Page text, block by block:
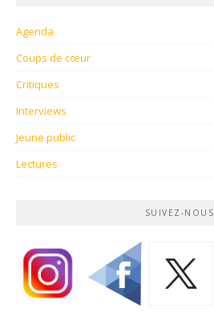
Agenda
Coups de cœur
Critiques
Interviews
Jeune public
Lectures
SUIVEZ-NOUS